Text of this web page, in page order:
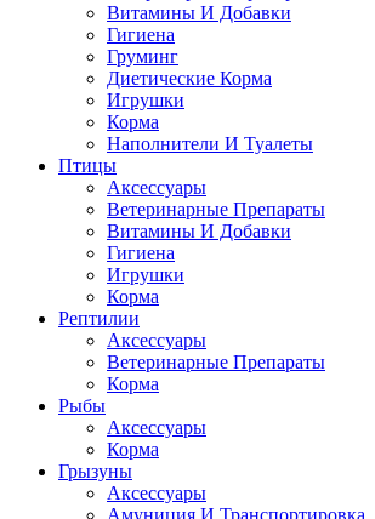
Витамины И Добавки
Гигиена
Груминг
Диетические Корма
Игрушки
Корма
Наполнители И Туалеты
Птицы
Аксессуары
Ветеринарные Препараты
Витамины И Добавки
Гигиена
Игрушки
Корма
Рептилии
Аксессуары
Ветеринарные Препараты
Корма
Рыбы
Аксессуары
Корма
Грызуны
Аксессуары
Амуниция И Транспортировка